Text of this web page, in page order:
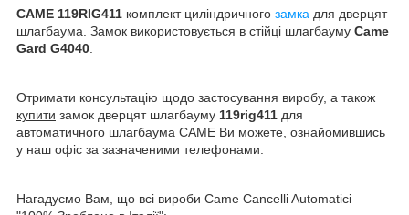
CAME 119RIG411 комплект циліндричного замка для дверцят
шлагбаума. Замок використовується в стійці шлагбауму Came
Gard G4040
Отримати консультацію щодо застосування виробу, а також
купити замок дверцят шлагбауму 119rig411 для
автоматичного шлагбаума CAME Ви можете, ознайомившись
у наш офіс за зазначеними телефонами.
Нагадуємо Вам, що всі вироби Came Cancelli Automatici —